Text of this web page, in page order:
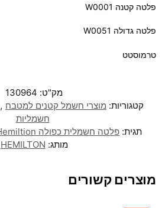
פלטה קטנה W0001
פלטה גדולה W0051
טרמוסטט
מק"ט: 130964
קטגוריות: מוצרי חשמל קטנים למטבח ,
חשמליות
תגית: פלטה חשמלית כפולה Hemiltion המילטון HEM202
מותג: HEMILTON
מוצרים קשורים